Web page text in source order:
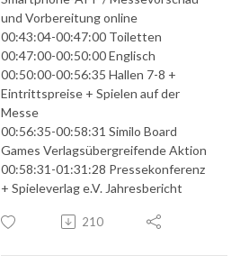
und Vorbereitung online
00:43:04-00:47:00 Toiletten
00:47:00-00:50:00 Englisch
00:50:00-00:56:35 Hallen 7-8 +
Eintrittspreise + Spielen auf der
Messe
00:56:35-00:58:31 Similo Board
Games Verlagsübergreifende Aktion
00:58:31-01:31:28 Pressekonferenz
+ Spieleverlag e.V. Jahresbericht
210